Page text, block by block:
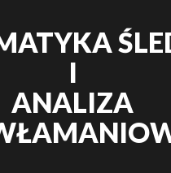
I
ANALIZA